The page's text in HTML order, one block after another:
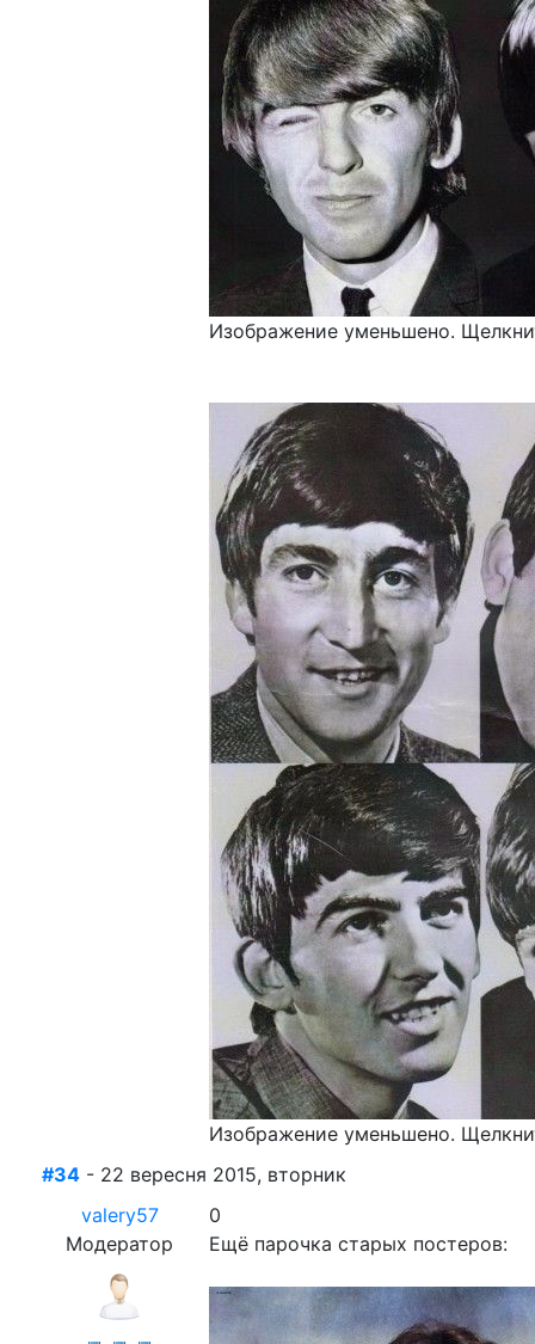
Изображение уменьшено.
Изображение уменьшено.
#34 - 22 вересня 2015, вторник
valery57
Модератор
0
Ещё парочка старых постеров: